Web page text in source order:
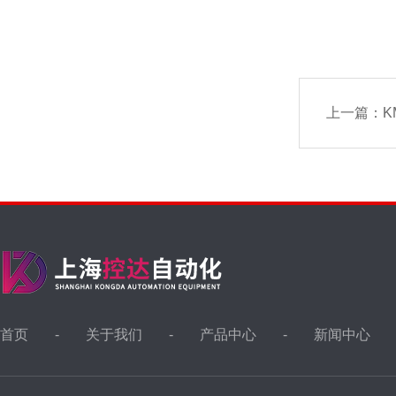
上一篇：
首页 关于我们 产品中心 新闻中心